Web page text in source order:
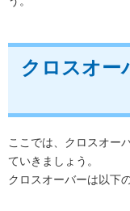
クロスオー
ここでは、クロスオー
ていきましょう。
クロスオーバーは以下